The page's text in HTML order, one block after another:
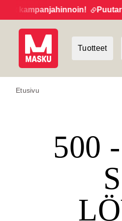
kampanjahinnoin!
Tuotteet
Etusivu
500